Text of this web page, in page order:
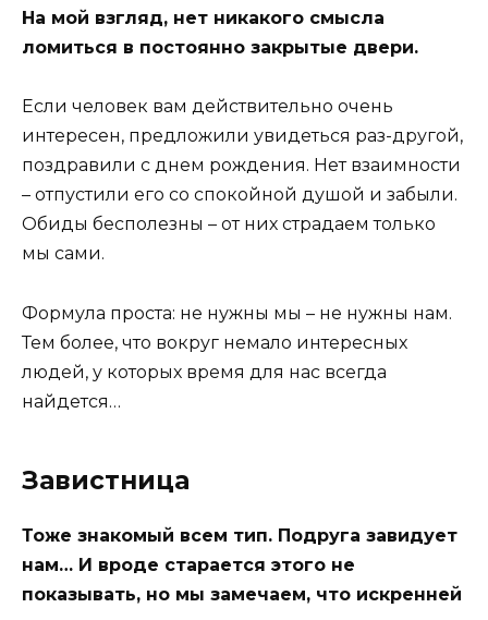
На мой взгляд, нет никакого смысла
ломиться в постоянно закрытые двери.
Если человек вам действительно очень
интересен, предложили увидеться раз-другой,
поздравили с днем рождения. Нет взаимности
– отпустили его со спокойной душой и забыли.
Обиды бесполезны – от них страдаем только
мы сами.
Формула проста: не нужны мы – не нужны нам.
Тем более, что вокруг немало интересных
людей, у которых время для нас всегда
найдется…
Завистница
Тоже знакомый всем тип. Подруга завидует
нам… И вроде старается этого не
показывать, но мы замечаем, что искренней